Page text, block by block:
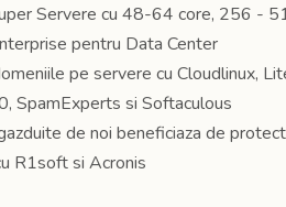
Servere cu 48-64 core, 256 -
pentru Data Center
pe servere cu Cloudlinux,
SpamExperts si Softaculous
de noi beneficiaza de
R1soft si Acronis